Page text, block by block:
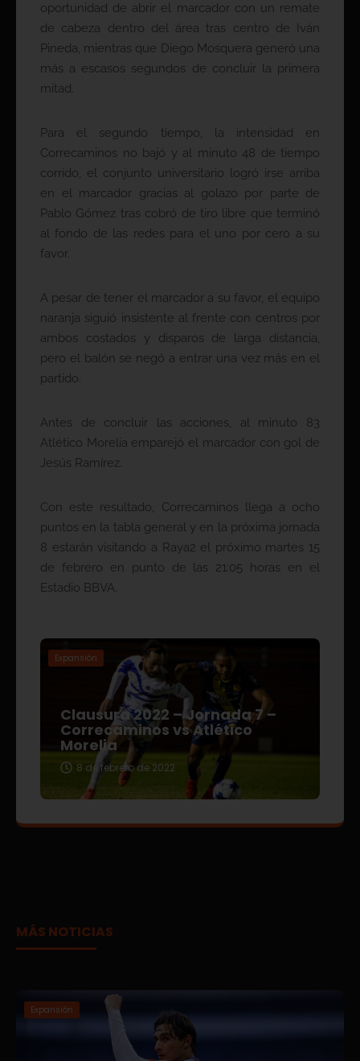
oportunidad de abrir el marcador con un remate
de cabeza dentro del área tras centro de Iván
Pineda, mientras que Diego Mosquera generó una
más a escasos segundos de concluir la primera
mitad.
Para el segundo tiempo, la intensidad en
Correcaminos no bajó y al minuto 48 de tiempo
corrido, el conjunto universitario logró irse arriba
en el marcador gracias al golazo por parte de
Pablo Gómez tras cobró de tiro libre que terminó
al fondo de las redes para el uno por cero a su
favor.
A pesar de tener el marcador a su favor, el equipo
naranja siguió insistente al frente con centros por
ambos costados y disparos de larga distancia,
pero el balón se negó a entrar una vez más en el
partido.
Antes de concluir las acciones, al minuto 83
Atlético Morelia emparejó el marcador con gol de
Jesús Ramírez.
Con este resultado, Correcaminos llega a ocho
puntos en la tabla general y en la próxima jornada
8 estarán visitando a Raya2 el próximo martes 15
de febrero en punto de las 21:05 horas en el
Estadio BBVA.
Expansión
Clausura 2022 – Jornada 7 –
Correcaminos vs Atlético
Morelia
8 de febrero de 2022
MÁS NOTICIAS
Expansión